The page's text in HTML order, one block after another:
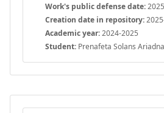
Work's public defense date:
Creation date in repository:
Academic year:2024-2025
Student: Prenafeta Solans Ariadna